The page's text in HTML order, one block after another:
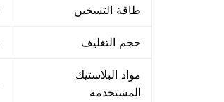
طاقة التسخين
حجم التغليف
مواد البلاستيك
المستخدمة